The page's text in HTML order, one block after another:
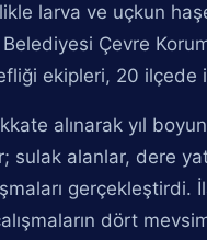
larva ve uçkun
Çevre
ekipleri, 20
alınarak yıl
sulak alanlar, dere
gerçekleştirdi.
dört